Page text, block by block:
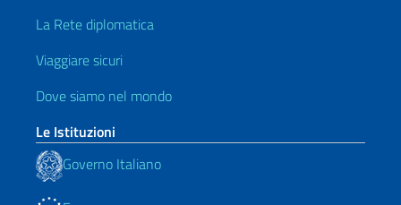
La Rete diplomatica
Viaggiare sicuri
Dove siamo nel mondo
Le Istituzioni
Governo Italiano